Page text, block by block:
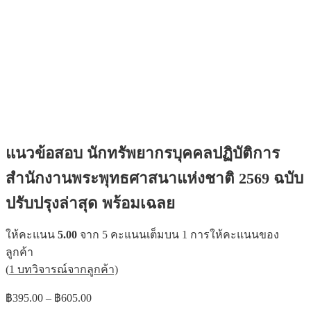
แนวข้อสอบ นักทรัพยากรบุคคลปฏิบัติการ
สำนักงานพระพุทธศาสนาแห่งชาติ 2569 ฉบับ
ปรับปรุงล่าสุด พร้อมเฉลย
ให้คะแนน 5.00 จาก 5 คะแนนเต็มบน 1 การให้คะแนนของ
ลูกค้า
(1 บทวิจารณ์จากลูกค้า)
฿395.00 – ฿605.00Price